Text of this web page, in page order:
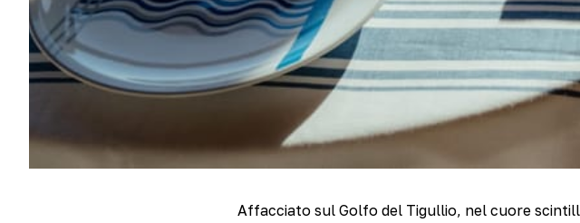
Affacciato sul Golfo del Tigullio, nel cuore